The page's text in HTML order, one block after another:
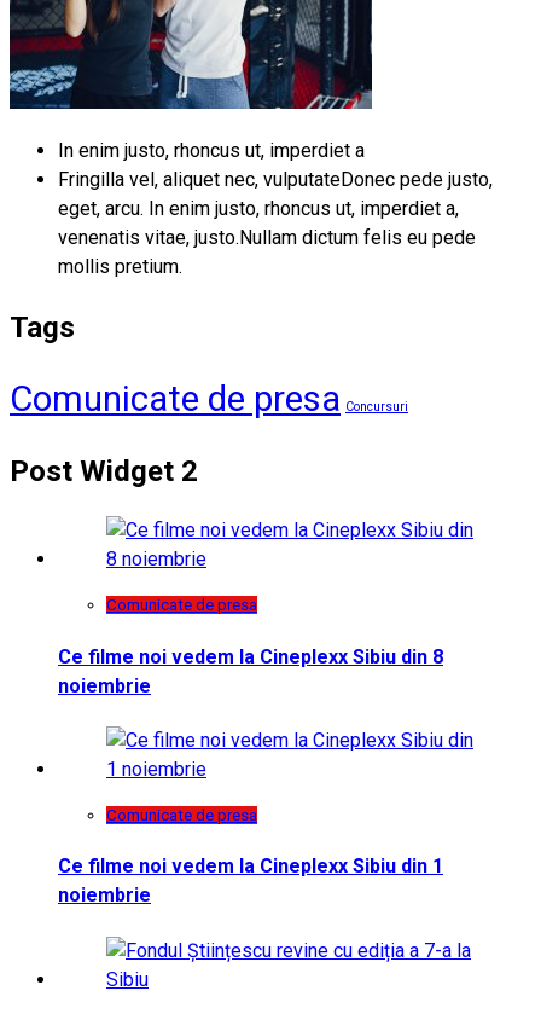
In enim justo, rhoncus ut, imperdiet a
Fringilla vel, aliquet nec, vulputateDonec pede justo,
eget, arcu. In enim justo, rhoncus ut, imperdiet a,
venenatis vitae, justo.Nullam dictum felis eu pede
mollis pretium.
Tags
Comunicate de presa Concursuri
Post Widget 2
Comunicate de presa
Ce filme noi vedem la Cineplexx Sibiu din 8
noiembrie
Comunicate de presa
Ce filme noi vedem la Cineplexx Sibiu din 1
noiembrie